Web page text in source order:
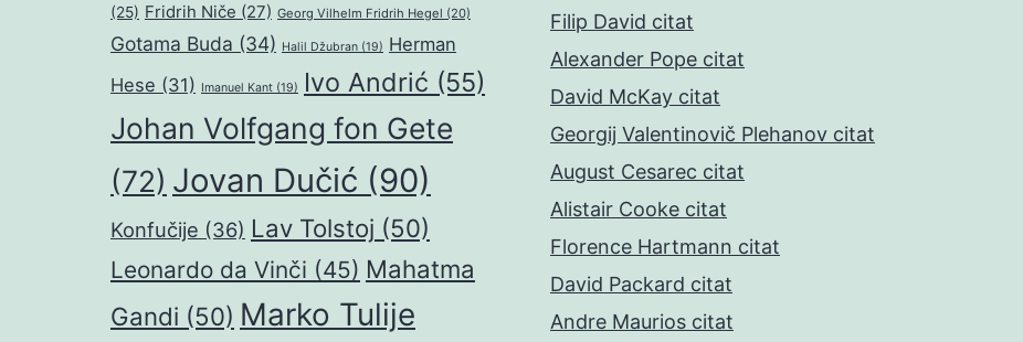
(25) Fridrih Niče (27) Georg Vilhelm Fridrih Hegel (20)
Gotama Buda (34) Halil Džubran (19) Herman
Hese (31) Imanuel Kant (19) Ivo Andrić (55)
Johan Volfgang fon Gete
(72) Jovan Dučić (90)
Konfučije (36) Lav Tolstoj (50)
Leonardo da Vinči (45) Mahatma
Gandi (50) Marko Tulije
Filip David citat
Alexander Pope citat
David McKay citat
Georgij Valentinovič Plehanov citat
August Cesarec citat
Alistair Cooke citat
Florence Hartmann citat
David Packard citat
Andre Maurios citat